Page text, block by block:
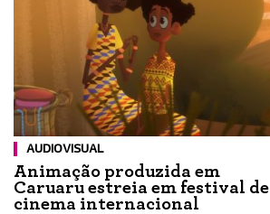
AUDIOVISUAL
Animação produzida em
Caruaru estreia em festival de
cinema internacional